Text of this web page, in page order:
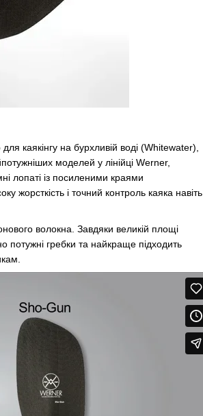
каякінгу на бурхливій воді (Whitewater),
моделей у лінійці Werner,
лопаті із посиленими краями
жорсткість і точний контроль каяка навіть
волокна. Завдяки великій площі
потужні гребки та найкраще підходить